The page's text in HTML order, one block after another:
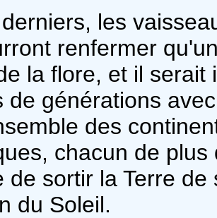
les
renfermer
la flore, et il
de générations
des
chacun de
de sortir la Terre
du Soleil.